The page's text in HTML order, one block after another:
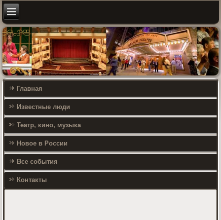
Главная
Известные люди
Театр, кино, музыка
Новое в России
Все события
Контакты